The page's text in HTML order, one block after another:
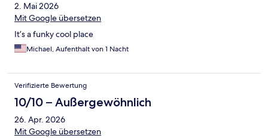
2. Mai 2026
Mit Google übersetzen
It’s a funky cool place
Michael, Aufenthalt von 1 Nacht
Verifizierte Bewertung
10/10 – Außergewöhnlich
26. Apr. 2026
Mit Google übersetzen